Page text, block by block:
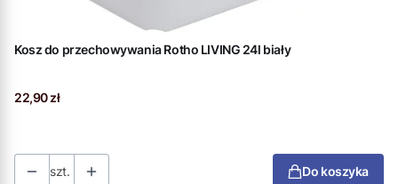
Kosz do przechowywania Rotho LIVING 24l biały
Cena
22,90 zł
szt. Do koszyka